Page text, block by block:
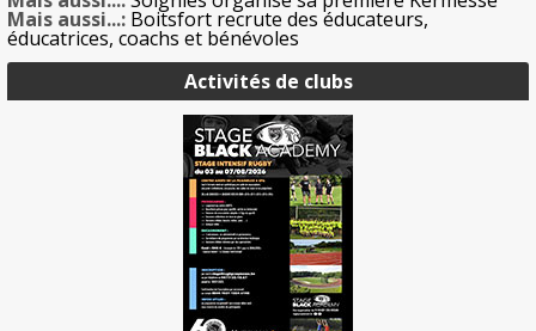
Mais aussi...: Boitsfort recrute des éducateurs,
éducatrices, coachs et bénévoles
Activités de clubs